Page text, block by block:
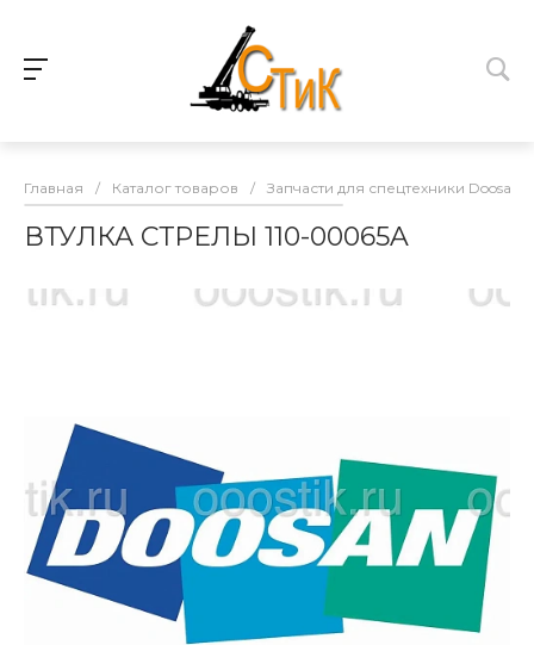
Главная / Каталог товаров / Запчасти для спецтехники Doosan
ВТУЛКА СТРЕЛЫ 110-00065A